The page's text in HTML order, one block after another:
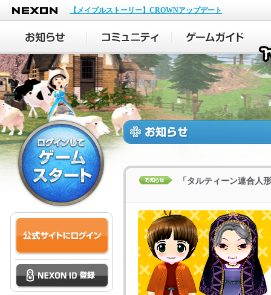
NEXON
【メイプルストーリー】CROWNアップデート
「タルティーン連合人